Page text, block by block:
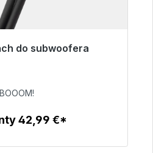
do subwoofera
wysyłki, czas
53,49 €
BOOOM!
42,99 €*